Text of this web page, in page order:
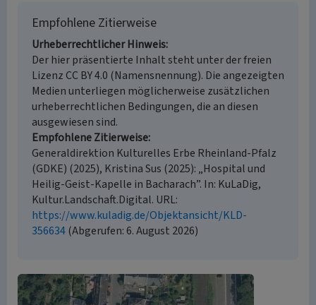
Empfohlene Zitierweise
Urheberrechtlicher Hinweis
Der hier präsentierte Inhalt steht unter der freien
Lizenz CC BY 4.0 (Namensnennung). Die angezeigten
Medien unterliegen möglicherweise zusätzlichen
urheberrechtlichen Bedingungen, die an diesen
ausgewiesen sind.
Empfohlene Zitierweise
Generaldirektion Kulturelles Erbe Rheinland-Pfalz
(GDKE) (2025), Kristina Sus (2025): „Hospital und
Heilig-Geist-Kapelle in Bacharach”. In: KuLaDig,
Kultur.Landschaft.Digital. URL:
https://www.kuladig.de/Objektansicht/KLD-
356634(Abgerufen: 6. August 2026)